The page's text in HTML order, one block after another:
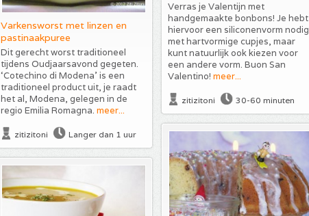
Verras je Valentijn met
handgemaakte bonbons! Je hebt
hiervoor een siliconenvorm nodig
met hartvormige cupjes, maar
kunt natuurlijk ook kiezen voor
een andere vorm. Buon San
Valentino! meer...
zitizitoni 30-60 minuten
Varkensworst met linzen en
pastinaakpuree
Dit gerecht worst traditioneel
tijdens Oudjaarsavond gegeten.
‘Cotechino di Modena’ is een
traditioneel product uit, je raadt
het al, Modena, gelegen in de
regio Emilia Romagna. meer...
zitizitoni Langer dan 1 uur